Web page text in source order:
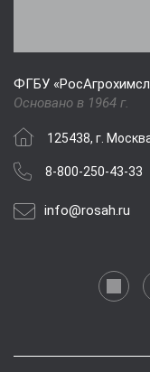
ФГБУ
Основано в 1964 г.
125438, г.
8-800-250-43-33
info@rosah.ru